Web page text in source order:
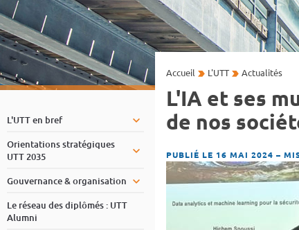
L'UTT en bref
Orientations stratégiques
UTT 2035
Gouvernance & organisation
Le réseau des diplômés : UTT
Alumni
Accueil L'UTT Actualités
L'IA et ses
de nos
PUBLIÉ LE 16 MAI 2024 –